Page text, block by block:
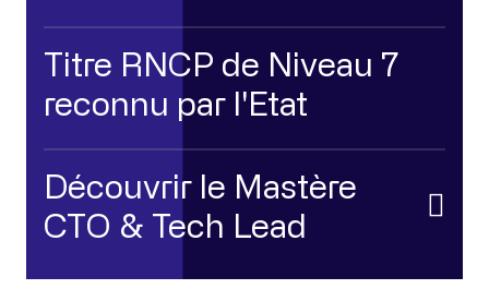
Titre RNCP de Niveau 7
reconnu par l'Etat
Découvrir le Mastère
CTO & Tech Lead